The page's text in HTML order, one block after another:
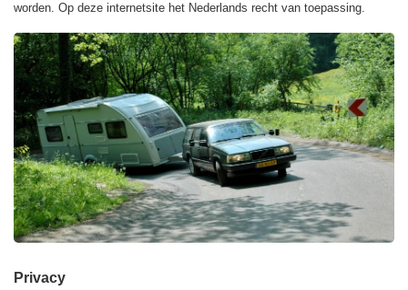
worden. Op deze internetsite het Nederlands recht van toepassing.
Privacy